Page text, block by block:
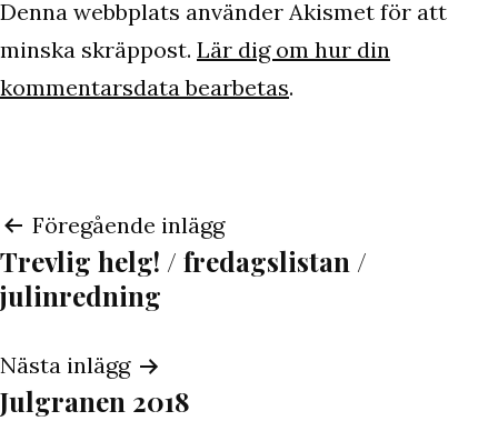
Denna webbplats använder Akismet för att
minska skräppost. Lär dig om hur din
kommentarsdata bearbetas.
Inläggsnavigering
Föregående inlägg
Trevlig helg! / fredagslistan /
julinredning
Nästa inlägg
Julgranen 2018